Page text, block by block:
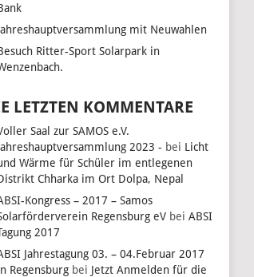
mit Neuwahlen
Ritter-Sport Solarpark in
LETZTEN KOMMENTARE
Saal zur SAMOS e.V.
2023 - bei Licht
Wärme für Schüler im entlegenen
Chharka im Ort Dolpa, Nepal
Kongress – 2017 – Samos
Regensburg eV beiABSI
2017
Jahrestagung 03. – 04.Februar 2017
Regensburg bei Jetzt Anmelden für die